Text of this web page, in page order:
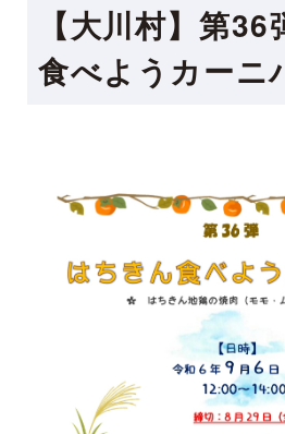
【大川村】第
食べようカーニ